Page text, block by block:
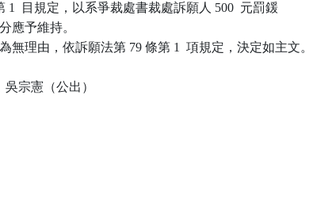
第 1  目規定，以系爭裁處書裁處訴願人 500  元罰鍰
應予維持。
無理由，依訴願法第 79 條第 1  項規定，決定如主文。
宗憲（公出）